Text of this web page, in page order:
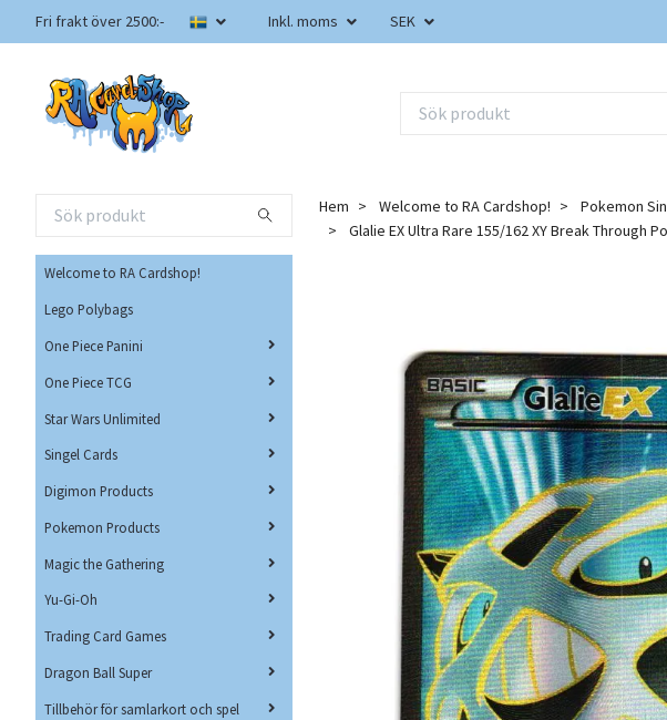
Fri frakt över 2500:- Inkl. moms SEK
Welcome to RA Cardshop!
Lego Polybags
One Piece Panini
One Piece TCG
Star Wars Unlimited
Singel Cards
Digimon Products
Pokemon Products
Magic the Gathering
Yu-Gi-Oh
Trading Card Games
Dragon Ball Super
Tillbehör för samlarkort och spel
Hem Welcome to RA Cardshop! Pokemon
Glalie EX Ultra Rare 155/162 XY Break Through